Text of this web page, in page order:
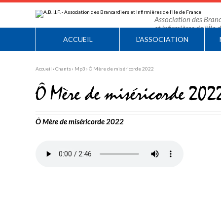
au
contenu.
Aller
personnels
Association des
et Infirmières de l'Île
ACCUEIL L'ASSOCIATION
Accueil › Chants› Mp3 › Ô Mère de miséricorde 2022
Ô Mère de miséricorde
Ô Mère de miséricorde 2022